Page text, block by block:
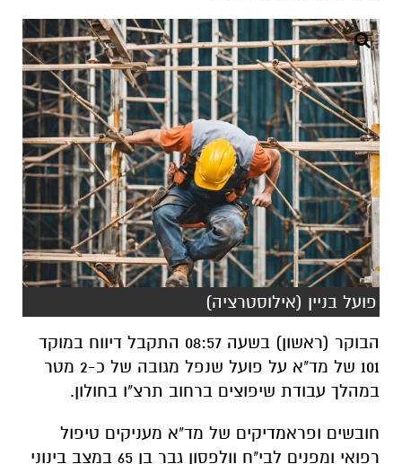
פועל בניין (אילוסטרציה)
הבוקר (ראשון) בשעה 08:57 התקבל דיווח במוקד
101 של מד"א על פועל שנפל מגובה של כ-2 מטר
במהלך עבודת שיפוצים ברחוב תרצ"ו בחולון.
חובשים ופראמדיקים של מד"א מעניקים טיפול
רפואי ומפנים לבי"ח וולפסון גבר בן 65 במצב בינוני